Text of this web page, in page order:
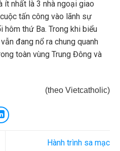
ít nhất là 3 nhà ngoại giao
tấn công vào lãnh sự
hôm thứ Ba. Trong khi biểu
đang nổ ra chung quanh
toàn vùng Trung Đông và
(theo Vietcatholic)
Hành trình sa mạc